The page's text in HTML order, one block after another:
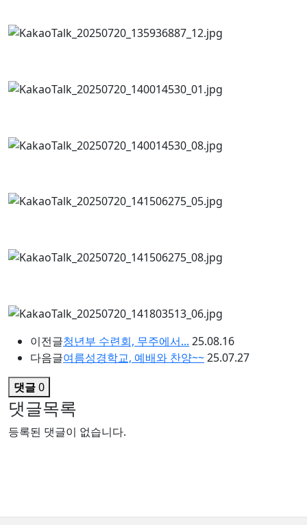
이전글청년부 수련회, 무주에서... 25.08.16
다음글여름성경학교, 예배와 찬양~~25.07.27
댓글0
댓글목록
등록된 댓글이 없습니다.